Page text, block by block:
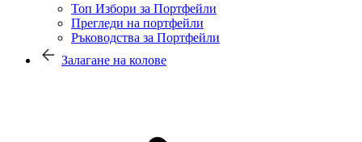
Топ Избори за Портфейли
Прегледи на портфейли
Ръководства за Портфейли
Залагане на колове